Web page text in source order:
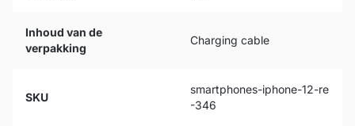
Inhoud van de
verpakking
Charging cable
SKU
smartphones-iphone-12-re
-346